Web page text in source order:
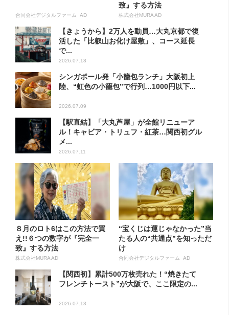
合同会社デジタルファーム AD
致』する方法
株式会社MURA AD
【きょうから】2万人を動員…大丸京都で復
活した「比叡山お化け屋敷」、コース延長
で...
2026.07.18
シンガポール発「小籠包ランチ」大阪初上
陸、“虹色の小籠包”で行列…1000円以下...
2026.07.09
【駅直結】「大丸芦屋」が全館リニューア
ル！キャビア・トリュフ・紅茶…関西初グル
メ...
2026.07.11
８月のロト6はこの方法で買
え!!６つの数字が『完全一
致』する方法
株式会社MURA AD
“宝くじは運じゃなかった”当
たる人の“共通点”を知っただ
け
合同会社デジタルファーム AD
【関西初】累計500万枚売れた！“焼きたて
フレンチトースト”が大阪で、ここ限定の...
2026.07.13